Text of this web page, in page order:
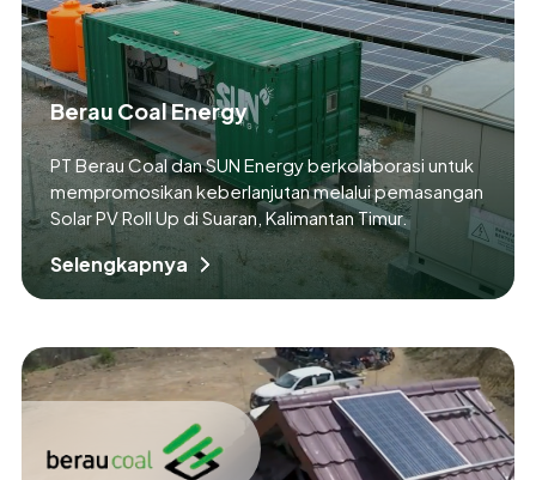
Berau Coal Energy
PT Berau Coal dan SUN Energy berkolaborasi untuk
mempromosikan keberlanjutan melalui pemasangan
Solar PV Roll Up di Suaran, Kalimantan Timur.
Selengkapnya